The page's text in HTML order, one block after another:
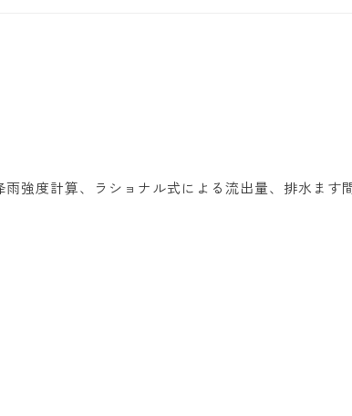
強度計算、ラショナル式による流出量、排水ます